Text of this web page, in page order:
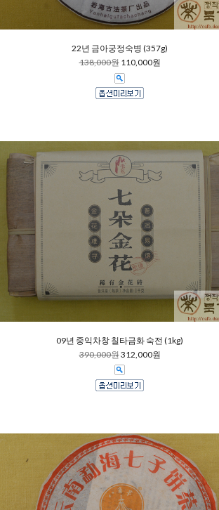
22년 금아궁정숙병 (357g)
138,000원 110,000원
09년 중익차창 칠타금화 숙전 (1kg)
390,000원312,000원